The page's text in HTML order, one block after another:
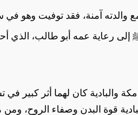
آمنة، فقد توفيت وهو في
رعاية عمه أبو طالب، الذي
والبادية كان لهما أثر كبير في
قوة البدن وصفاء الروح،